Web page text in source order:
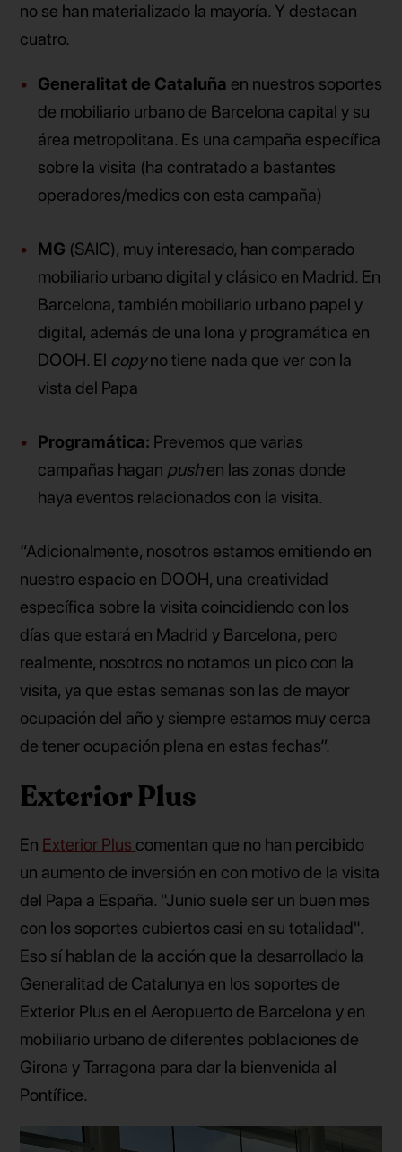
no se han materializado la mayoría. Y destacan
cuatro.
Generalitat de Cataluña en nuestros soportes
de mobiliario urbano de Barcelona capital y su
área metropolitana. Es una campaña específica
sobre la visita (ha contratado a bastantes
operadores/medios con esta campaña)
MG (SAIC), muy interesado, han comparado
mobiliario urbano digital y clásico en Madrid. En
Barcelona, también mobiliario urbano papel y
digital, además de una lona y programática en
DOOH. El copyno tiene nada que ver con la
vista del Papa
Programática: Prevemos que varias
campañas hagan pushen las zonas donde
haya eventos relacionados con la visita.
“Adicionalmente, nosotros estamos emitiendo en
nuestro espacio en DOOH, una creatividad
específica sobre la visita coincidiendo con los
días que estará en Madrid y Barcelona, pero
realmente, nosotros no notamos un pico con la
visita, ya que estas semanas son las de mayor
ocupación del año y siempre estamos muy cerca
de tener ocupación plena en estas fechas”.
Exterior Plus
En Exterior Plus comentan que no han percibido
un aumento de inversión en con motivo de la visita
del Papa a España. "Junio suele ser un buen mes
con los soportes cubiertos casi en su totalidad".
Eso sí hablan de la acción que la desarrollado la
Generalitad de Catalunya en los soportes de
Exterior Plus en el Aeropuerto de Barcelona y en
mobiliario urbano de diferentes poblaciones de
Girona y Tarragona para dar la bienvenida al
Pontífice.